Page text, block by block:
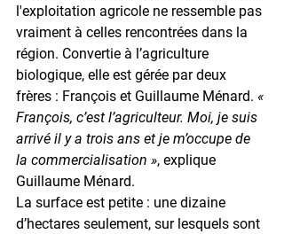
l'exploitation agricole ne ressemble pas
vraiment à celles rencontrées dans la
région. Convertie à l’agriculture
biologique, elle est gérée par deux
frères : François et Guillaume Ménard. «
François, c’est l’agriculteur. Moi, je suis
arrivé il y a trois ans et je m’occupe de
la commercialisation », explique
Guillaume Ménard.
La surface est petite : une dizaine
d’hectares seulement, sur lesquels sont